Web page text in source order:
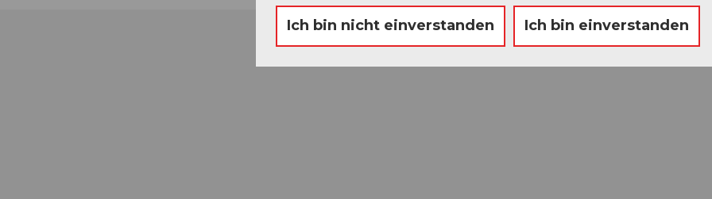
Ich bin nicht einverstanden Ich bin einverstanden